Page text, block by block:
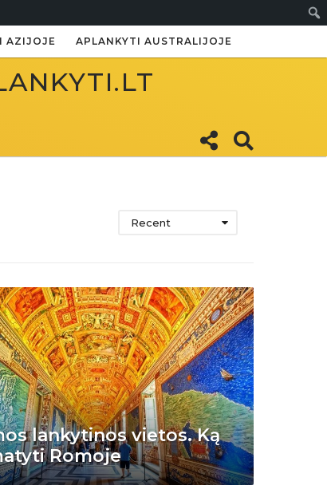
AZIJOJE APLANKYTI AUSTRALIJOJE
Recent
lankytinos vietos. Ką
Romoje